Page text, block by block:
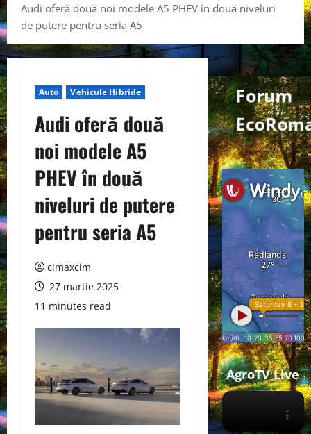
Audi oferă două noi modele A5 PHEV în două niveluri
de putere pentru seria A5
Auto Vehicule Hibride
Audi oferă două
noi modele A5
PHEV în două
niveluri de putere
pentru seria A5
cimaxcim
27 martie 2025
11 minutes read
Forum
AgroTV Live